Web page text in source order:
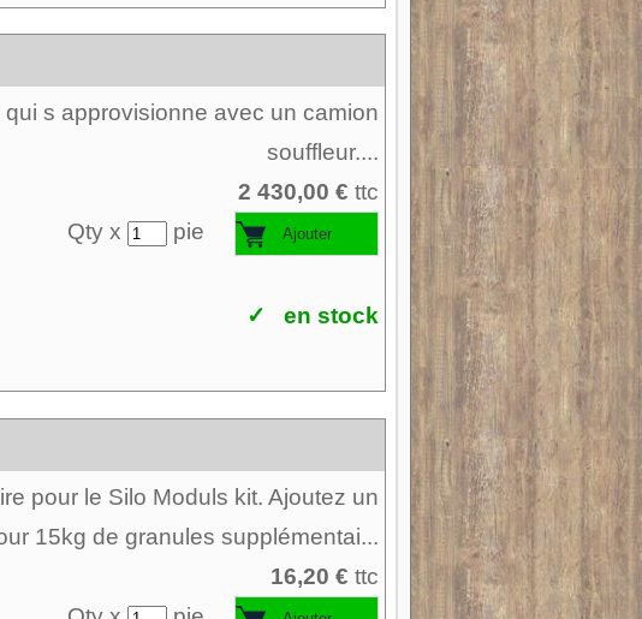
s approvisionne avec un camion
souffleur....
2 430,00 € ttc
Qty x
pie
✓ en stock
pour le Silo Moduls kit. Ajoutez un
15kg de granules supplémentai...
16,20 € ttc